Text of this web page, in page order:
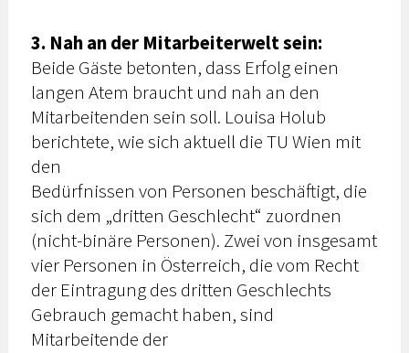
3. Nah an der Mitarbeiterwelt sein:
Beide Gäste betonten, dass Erfolg einen
langen Atem braucht und nah an den
Mitarbeitenden sein soll. Louisa Holub
berichtete, wie sich aktuell die TU Wien mit
den
Bedürfnissen von Personen beschäftigt, die
sich dem „dritten Geschlecht“ zuordnen
(nicht-binäre Personen). Zwei von insgesamt
vier Personen in Österreich, die vom Recht
der Eintragung des dritten Geschlechts
Gebrauch gemacht haben, sind
Mitarbeitende der